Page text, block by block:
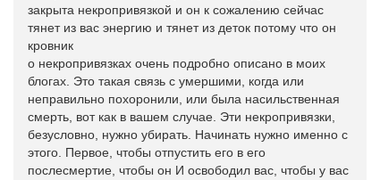
закрыта некропривязкой и он к сожалению сейчас
тянет из вас энергию и тянет из деток потому что он
кровник
о некропривязках очень подробно описано в моих
блогах. Это такая связь с умершими, когда или
неправильно похоронили, или была насильственная
смерть, вот как в вашем случае. Эти некропривязки,
безусловно, нужно убирать. Начинать нужно именно с
этого. Первое, чтобы отпустить его в его
послесмертие, чтобы он И освободил вас, чтобы у вас